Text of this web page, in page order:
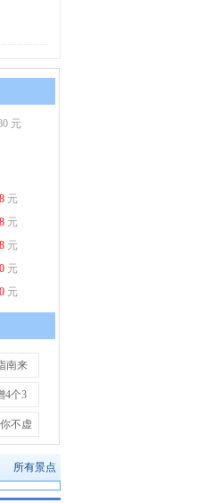
元
元
元
元
元
元
南来
4个3
不虚
所有景点